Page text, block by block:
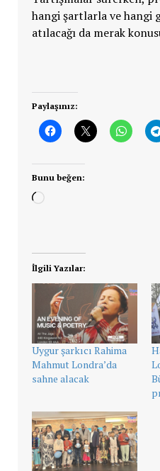
hangi şartlarla ve hangi
atılacağı da merak
Paylaşınız:
Bunu beğen:
Yükleniyor...
İlgili Yazılar:
Uygur şarkıcı Rahima
Mahmut Londra’da
sahne alacak